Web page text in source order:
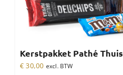
Kerstpakket Pathé Thuis
€ 30,00 excl. BTW